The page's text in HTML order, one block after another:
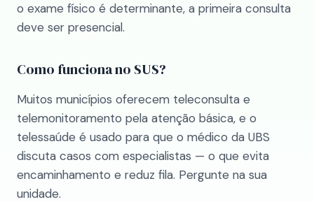
o exame físico é determinante, a primeira consulta
deve ser presencial.
Como funciona no SUS?
Muitos municípios oferecem teleconsulta e
telemonitoramento pela atenção básica, e o
telessaúde é usado para que o médico da UBS
discuta casos com especialistas — o que evita
encaminhamento e reduz fila. Pergunte na sua
unidade.